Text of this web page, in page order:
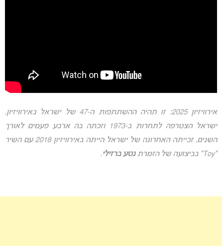
אירוויזיון 2025: זו תהיה ההשתתפות ה-47 של ישראל באירוויזיון.
ישראל הצטרפה לתחרות ב-1973 וזכתה בה ארבע פעמים לאורך
השנים. זכייתה האחרונה של ישראל הייתה באירוויזיון 2018 עם השיר
“Toy” בביצועה של הזמרת
נטע ברזילי.